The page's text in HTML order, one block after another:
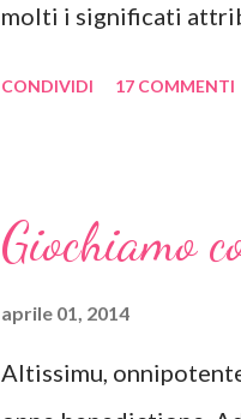
molti i significati
psicologia delle
tendono a inviare un
CONDIVIDI 17 COMMENTI
Giochiamo
aprile 01, 2014
Altissimu,